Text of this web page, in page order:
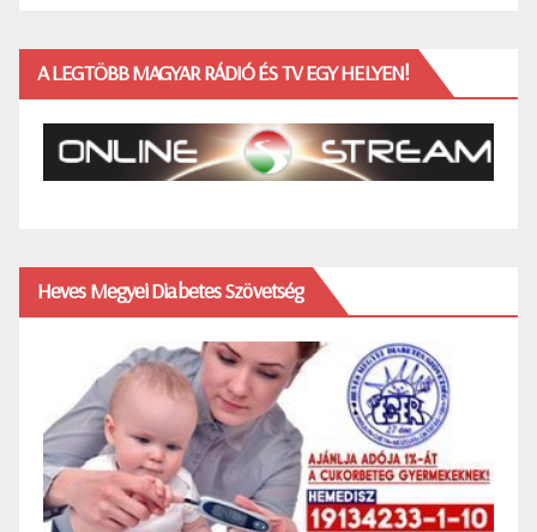
A LEGTÖBB MAGYAR RÁDIÓ ÉS TV EGY HELYEN!
Heves Megyei Diabetes Szövetség